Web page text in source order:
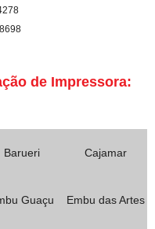
de Impressora:
Barueri Cajamar
Guaçu Embu das Artes